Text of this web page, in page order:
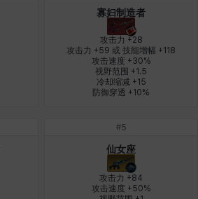
艾登
蒂娅
阿尔达
雪
寡妇制造者
攻击力 +28
攻击力 +59 或 技能增幅 +118
攻击速度 +30%
视野范围 +1.5
冷却缩减 +15
防御穿透 +10%
#5
仙女座
攻击力 +84
攻击速度 +50%